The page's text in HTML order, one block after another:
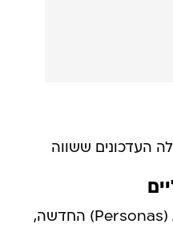
העדכונים ששווה
באמצעות תכונת הפרסונות (Personas) החדשה,